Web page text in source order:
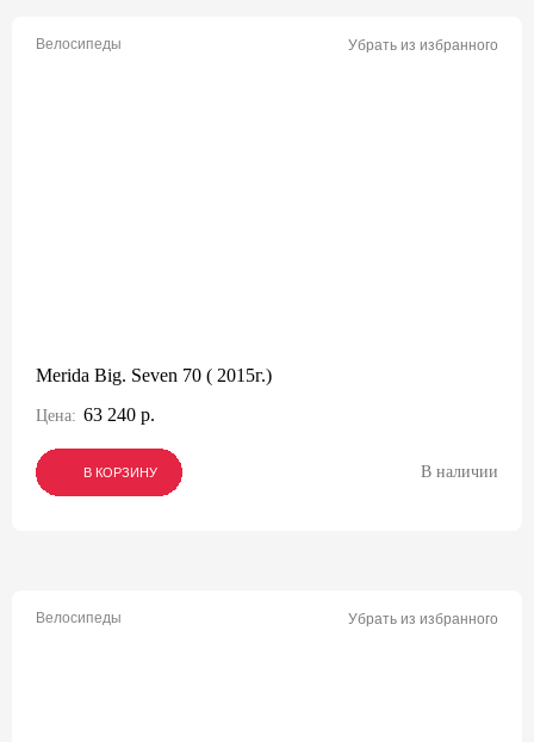
Велосипеды Убрать из избранного
Merida Big. Seven 70 ( 2015г.)
Цена: 63 240 р.
В КОРЗИНУ
В КОРЗИНУ
В КОРЗИНУ В наличии
Велосипеды Убрать из избранного